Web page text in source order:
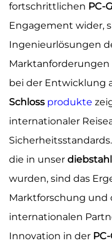
fortschrittlichen PC-
Engagement wider,
Ingenieurlösungen
Marktanforderungen
bei der Entwicklung
Schloss produkte
internationaler
die in unser
wurden, sind das
Marktforschung und
internationalen
Innovation in der